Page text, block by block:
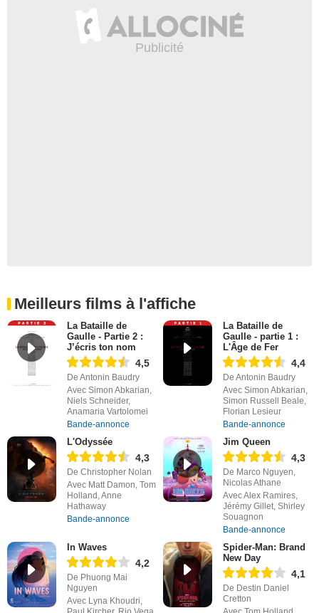
Meilleurs films à l'affiche
La Bataille de
Gaulle - Partie 2 :
J’écris ton nom
4,5
De Antonin Baudry
Avec Simon Abkarian,
Niels Schneider,
Anamaria Vartolomei
Bande-annonce
La Bataille de
Gaulle - partie 1 :
L'Âge de Fer
4,4
De Antonin Baudry
Avec Simon Abkarian,
Simon Russell Beale,
Florian Lesieur
Bande-annonce
L'Odyssée
4,3
De Christopher Nolan
Avec Matt Damon, Tom
Holland, Anne
Hathaway
Bande-annonce
Jim Queen
4,3
De Marco Nguyen,
Nicolas Athane
Avec Alex Ramires,
Jérémy Gillet, Shirley
Souagnon
Bande-annonce
In Waves
4,2
De Phuong Mai
Nguyen
Avec Lyna Khoudri,
Spider-Man: Brand
New Day
4,1
De Destin Daniel
Cretton